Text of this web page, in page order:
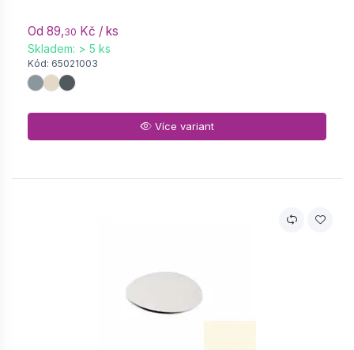
Od 89,30 Kč / ks
Skladem: > 5 ks
Kód: 65021003
Více variant